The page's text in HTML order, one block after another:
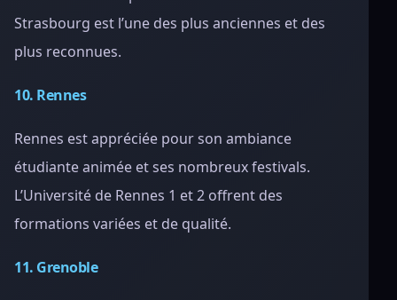
Strasbourg est l’une des plus anciennes et des
plus reconnues.
10. Rennes
Rennes est appréciée pour son ambiance
étudiante animée et ses nombreux festivals.
L’Université de Rennes 1 et 2 offrent des
formations variées et de qualité.
11. Grenoble